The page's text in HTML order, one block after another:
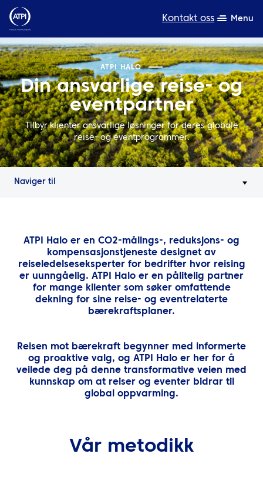
Kontakt oss Menu
Ekspertise
Produkter
Ressurser
Om oss
Kontakt oss
NO
ATPI HALO
Din ansvarlige reise- og
eventpartner
Tilbyr klienter ansvarlige løsninger for deres globale
reise- og eventprogrammer.
Naviger til
ATPI Halo er en CO2-målings-, reduksjons- og
kompensasjonstjeneste designet av
reiseledelseseksperter for bedrifter hvor reising
er uunngåelig. ATPI Halo er en pålitelig partner
for mange klienter som søker omfattende
dekning for sine reise- og eventrelaterte
bærekraftsplaner.
Reisen mot bærekraft begynner med informerte
og proaktive valg, og ATPI Halo er her for å
veilede deg på denne transformative veien med
kunnskap om at reiser og eventer bidrar til
global oppvarming.
Vår metodikk